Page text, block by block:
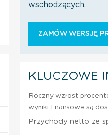
wschodzących.
ZAMÓW WERSJĘ
KLUCZOWE
Roczny wzrost
wyniki finansowe są
Przychody netto ze